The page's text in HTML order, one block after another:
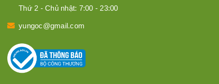
Thứ 2 - Chủ nhật: 7:00 - 23:00
yungoc@gmail.com